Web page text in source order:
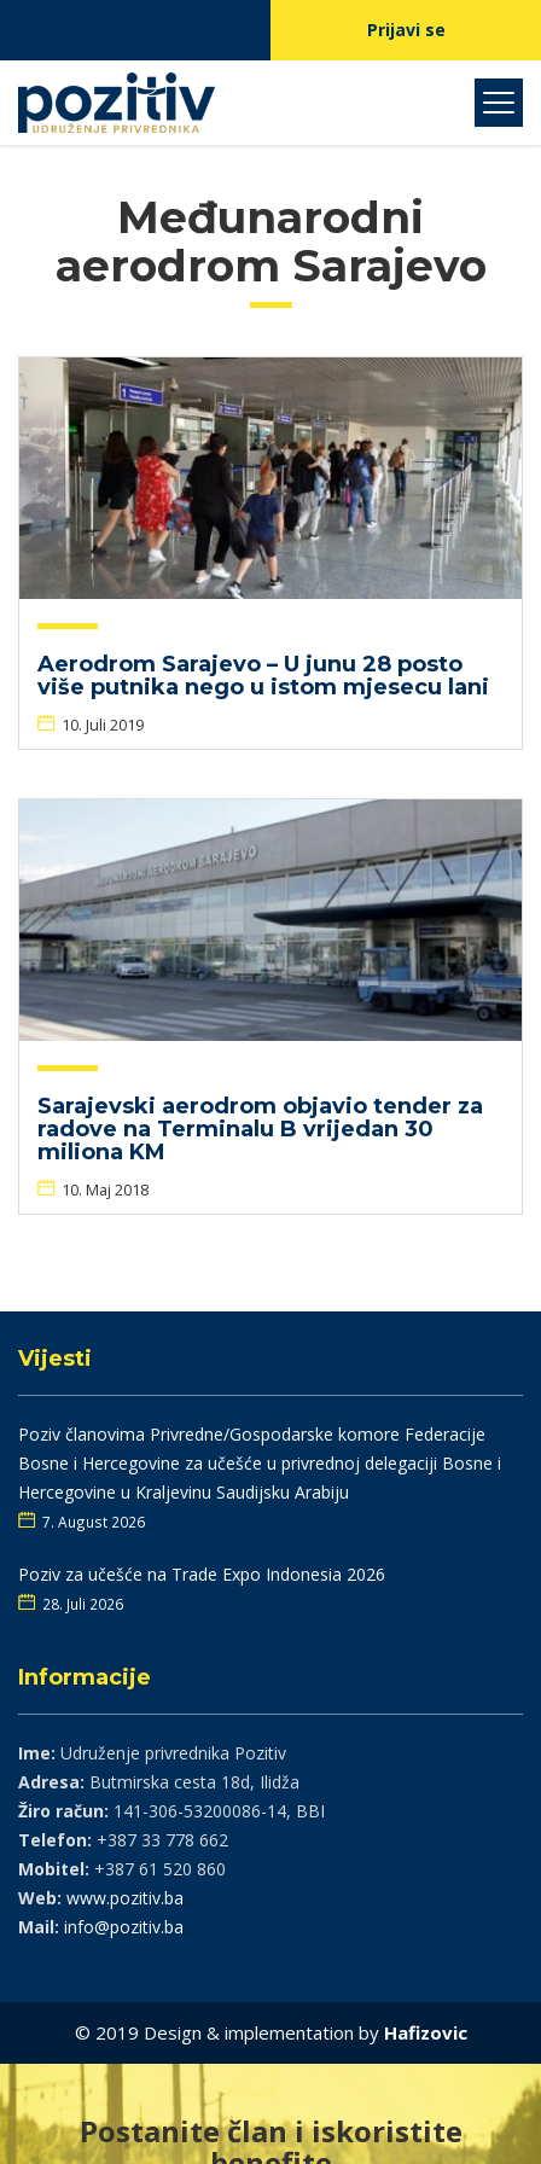
Prijavi se
Međunarodni
aerodrom Sarajevo
Aerodrom Sarajevo – U junu 28 posto
više putnika nego u istom mjesecu lani
10. Juli 2019
Sarajevski aerodrom objavio tender za
radove na Terminalu B vrijedan 30
miliona KM
10. Maj 2018
Vijesti
Poziv članovima Privredne/Gospodarske komore Federacije
Bosne i Hercegovine za učešće u privrednoj delegaciji Bosne i
Hercegovine u Kraljevinu Saudijsku Arabiju
7. August 2026
Poziv za učešće na Trade Expo Indonesia 2026
28. Juli 2026
Informacije
Ime: Udruženje privrednika Pozitiv
Adresa: Butmirska cesta 18d, Ilidža
Žiro račun: 141-306-53200086-14, BBI
Telefon: +387 33 778 662
Mobitel: +387 61 520 860
Web: www.pozitiv.ba
Mail: info@pozitiv.ba
© 2019 Design & implementation by Hafizovic
Postanite član i iskoristite